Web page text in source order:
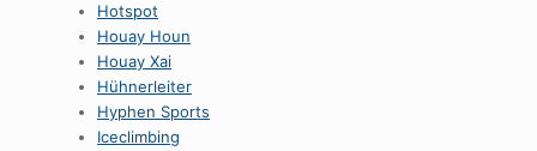
Hotspot
Houay Houn
Houay Xai
Hühnerleiter
Hyphen Sports
Iceclimbing